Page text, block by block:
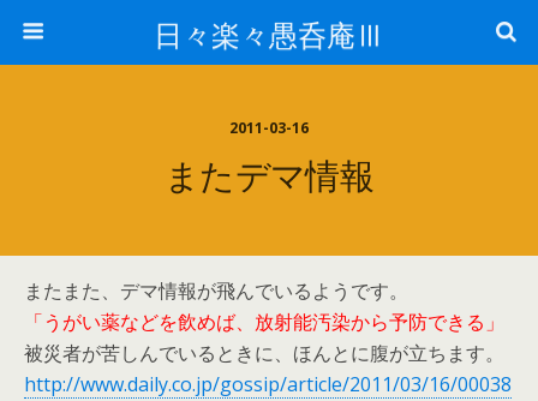
日々楽々愚呑庵Ⅲ
2011-03-16
またデマ情報
またまた、デマ情報が飛んでいるようです。
「うがい薬などを飲めば、放射能汚染から予防できる」
被災者が苦しんでいるときに、ほんとに腹が立ちます。
http://www.daily.co.jp/gossip/article/2011/03/16/00038